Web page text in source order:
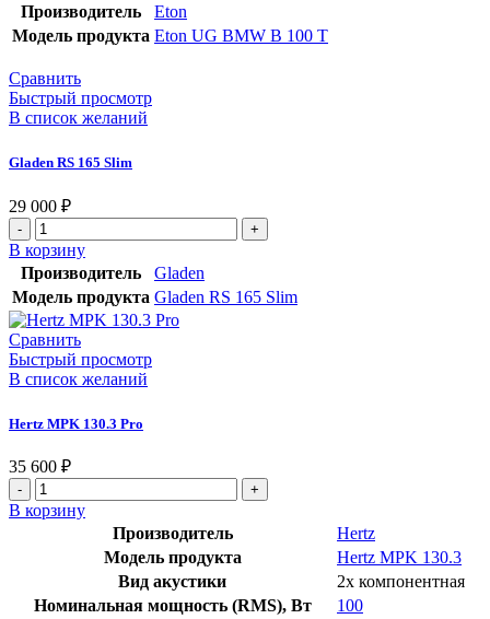
Производитель
Eton
Модель продукта Eton UG BMW B 100 T
Сравнить
Быстрый просмотр
В список желаний
Gladen RS 165 Slim
29 000 ₽
В корзину
Производитель
Gladen
Модель продукта Gladen RS 165 Slim
Сравнить
Быстрый просмотр
В список желаний
Hertz MPK 130.3 Pro
35 600 ₽
В корзину
Производитель
Hertz
Модель продукта
Hertz MPK 130.3
Вид акустики
2х компонентная
Номинальная мощность (RMS), Вт
100